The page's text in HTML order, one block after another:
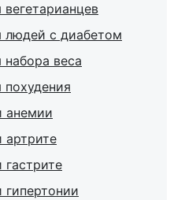
людей с диабетом
веса
анемии
артрите